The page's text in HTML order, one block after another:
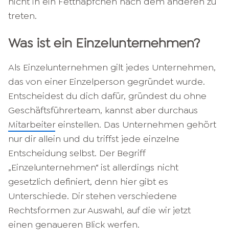
treten.
Was ist ein Einzelunternehmen?
Als Einzelunternehmen gilt jedes Unternehmen,
das von einer Einzelperson gegründet wurde.
Entscheidest du dich dafür, gründest du ohne
Geschäftsführerteam, kannst aber durchaus
Mitarbeitereinstellen. Das Unternehmen gehört
nur dir allein und du triffst jede einzelne
Entscheidung selbst. Der Begriff
„Einzelunternehmen“ ist allerdings nicht
gesetzlich definiert, denn hier gibt es
Unterschiede. Dir stehen verschiedene
Rechtsformen zur Auswahl, auf die wir jetzt
einen genaueren Blick werfen.